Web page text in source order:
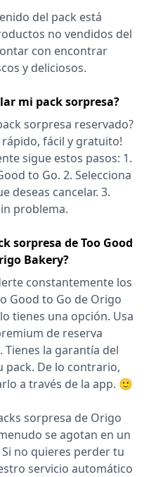
del pack está
no vendidos del
con encontrar
y deliciosos.
mi pack sorpresa?
sorpresa reservado?
rápido, fácil y gratuito!
sigue estos pasos: 1.
to Go. 2. Selecciona
deseas cancelar. 3.
problema.
sorpresa de Too Good
Bakery?
constantemente los
Good to Go de Origo
tienes una opción. Usa
de reserva
la garantía del
pack. De lo contrario,
a través de la app. 🙂
sorpresa de Origo
se agotan en un
no quieres perder tu
servicio automático